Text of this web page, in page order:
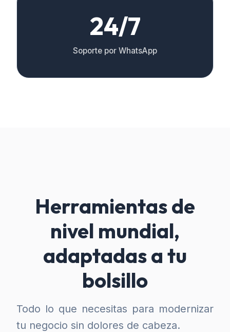
24/7
Soporte por WhatsApp
Herramientas de
nivel mundial,
adaptadas a tu
bolsillo
Todo lo que necesitas para modernizar
tu negocio sin dolores de cabeza.